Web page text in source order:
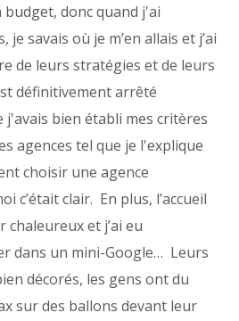
donc quand j'ai
je savais où je m’en allais et j’ai
de leurs stratégies et de leurs
définitivement arrêté
j'avais bien établi mes critères
agences tel que je l'explique
choisir une agence
c’était clair. En plus, l’accueil
chaleureux et j’ai eu
dans un mini-Google… Leurs
décorés, les gens ont du
sur des ballons devant leur